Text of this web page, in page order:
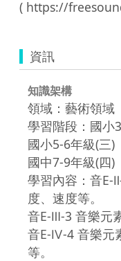
資訊
知識架構
領域：藝術領域
學習階段：國小
國小5-6年級(三)
國中7-9年級(四)
學習內容：音E-
度、速度等。
音E-Ⅲ-3 音樂元
音E-Ⅳ-4 音樂元
等。